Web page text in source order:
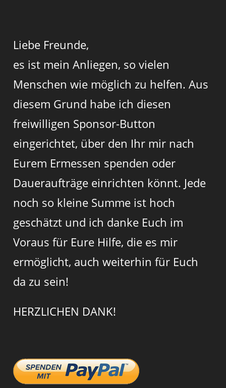
Liebe Freunde,
es ist mein Anliegen, so vielen
Menschen wie möglich zu helfen. Aus
diesem Grund habe ich diesen
freiwilligen Sponsor-Button
eingerichtet, über den Ihr mir nach
Eurem Ermessen spenden oder
Daueraufträge einrichten könnt. Jede
noch so kleine Summe ist hoch
geschätzt und ich danke Euch im
Voraus für Eure Hilfe, die es mir
ermöglicht, auch weiterhin für Euch
da zu sein!
HERZLICHEN DANK!